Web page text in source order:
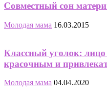
Совместный сон
Молодая мама 16.03.2015
Классный уголок:
красочным и
Молодая мама 04.04.2020